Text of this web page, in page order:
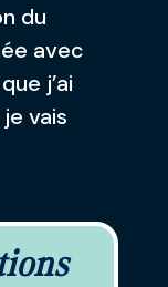
du
avec
j’ai
vais